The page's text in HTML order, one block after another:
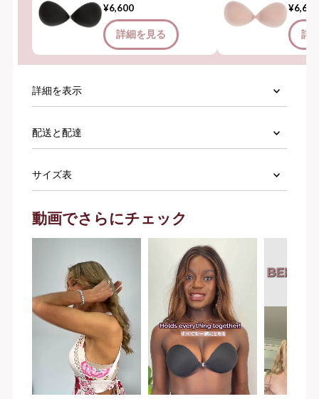
¥6,600
詳細を見る
¥6,600
詳
詳細を表示
配送と配達
サイズ表
動画でさらにチェック